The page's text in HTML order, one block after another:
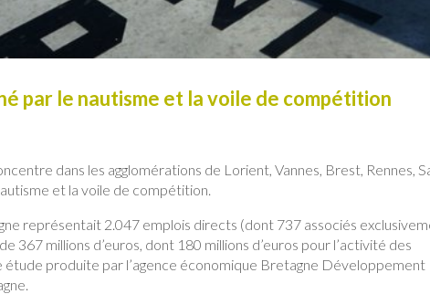
par le nautisme et la voile de compétition
dans les agglomérations de Lorient, Vannes, Brest, Rennes,
et la voile de compétition.
représentait 2.047 emplois directs (dont 737 associés
367 millions d’euros, dont 180 millions d’euros pour l’activité des
étude produite par l’agence économique Bretagne Développement